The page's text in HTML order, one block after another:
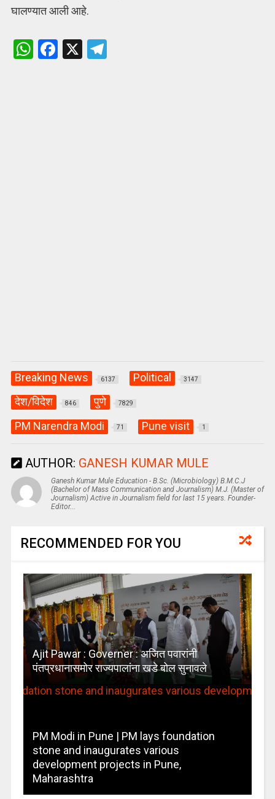
घालण्यात आली आहे.
W F X T
Breaking News 6137 Political 3147
देश/विदेश 846 पुणे 7829
PM Narendra Modi 71 Pune visit 1
AUTHOR: GANESH KUMAR MULE
Ganesh Kumar Mule Education - B.Sc. (Microbiology) B.M.C.J
(Bachelor of Mass Communication and Journalism) M.J. (Master of
Journalism) Active in Journalism field for last 15 years. Founder-
Editor...
RECOMMENDED FOR YOU
Ajit Pawar : Governer : अजित पवारांनी
पंतप्रधानासमोर राज्यपालांना खडे बोल सुनावले
PM Modi in Pune | PM lays foundation
stone and inaugurates various
development projects in Pune,
Maharashtra